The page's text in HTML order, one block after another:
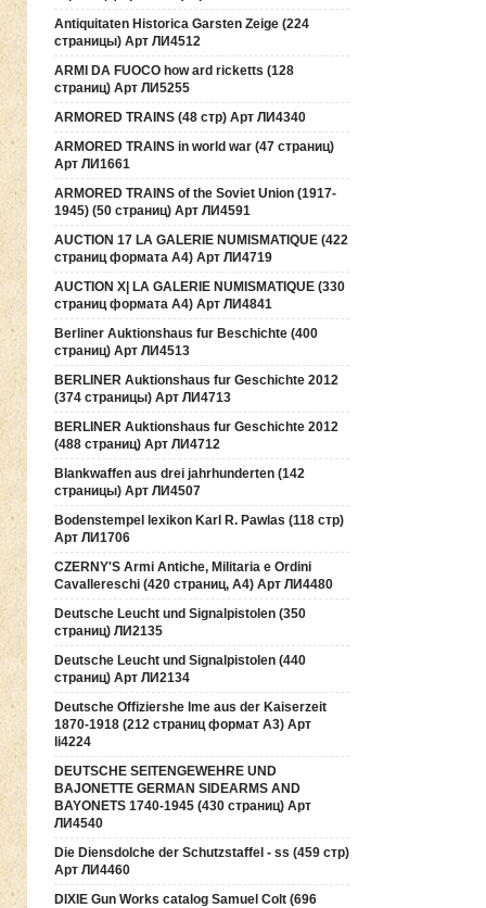
Antiquitaten Historica Garsten Zeige (224
страницы) Арт ЛИ4512
ARMI DA FUOCO how ard ricketts (128
страниц) Арт ЛИ5255
ARMORED TRAINS (48 стр) Арт ЛИ4340
ARMORED TRAINS in world war (47 страниц)
Арт ЛИ1661
ARMORED TRAINS of the Soviet Union (1917-
1945) (50 страниц) Арт ЛИ4591
AUCTION 17 LA GALERIE NUMISMATIQUE (422
страниц формата А4) Арт ЛИ4719
AUCTION Х| LA GALERIE NUMISMATIQUE (330
страниц формата А4) Арт ЛИ4841
Berliner Auktionshaus fur Beschichte (400
страниц) Арт ЛИ4513
BERLINER Auktionshaus fur Geschichte 2012
(374 страницы) Арт ЛИ4713
BERLINER Auktionshaus fur Geschichte 2012
(488 страниц) Арт ЛИ4712
Blankwaffen aus drei jahrhunderten (142
страницы) Арт ЛИ4507
Bodenstempel lexikon Karl R. Pawlas (118 cтр)
Арт ЛИ1706
CZERNY'S Armi Antiche, Militaria e Ordini
Cavallereschi (420 страниц, А4) Арт ЛИ4480
Deutsche Leucht und Signalpistolen (350
страниц) ЛИ2135
Deutsche Leucht und Signalpistolen (440
страниц) Арт ЛИ2134
Deutsche Offiziershe lme aus der Kaiserzeit
1870-1918 (212 страниц формат А3) Арт
li4224
DEUTSCHE SEITENGEWEHRE UND
BAJONETTE GERMAN SIDEARMS AND
BAYONETS 1740-1945 (430 страниц) Арт
ЛИ4540
Die Diensdolche der Schutzstaffel - ss (459 стр)
Арт ЛИ4460
DIXIE Gun Works catalog Samuel Colt (696